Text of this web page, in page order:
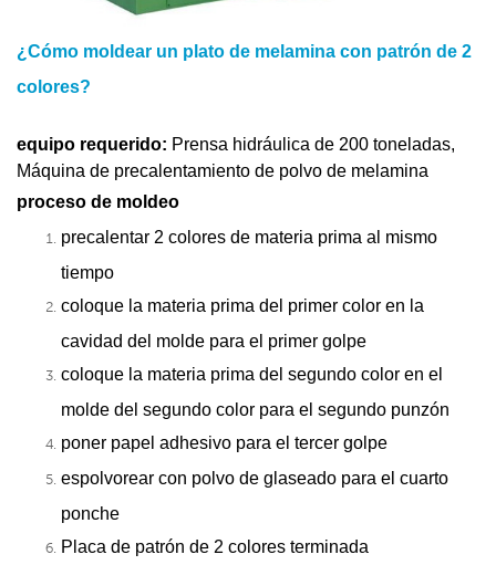
¿Cómo moldear un plato de melamina con patrón de 2
colores?
equipo requerido: Prensa hidráulica de 200 toneladas,
Máquina de precalentamiento de polvo de melamina
proceso de moldeo
precalentar 2 colores de materia prima al mismo
tiempo
coloque la materia prima del primer color en la
cavidad del molde para el primer golpe
coloque la materia prima del segundo color en el
molde del segundo color para el segundo punzón
poner papel adhesivo para el tercer golpe
espolvorear con polvo de glaseado para el cuarto
ponche
Placa de patrón de 2 colores terminada